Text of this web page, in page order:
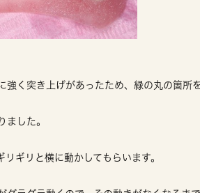
強く突き上げがあったため、緑の丸の箇所
ました。
ギリと横に動かしてもらいます。